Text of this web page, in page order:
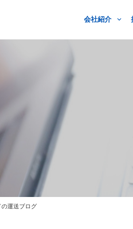
会社紹介
の運送ブログ